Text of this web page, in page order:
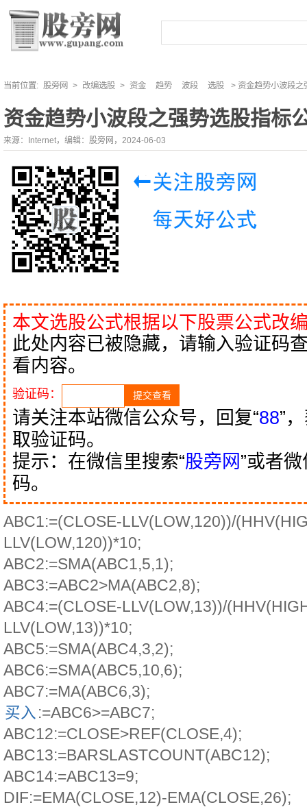
当前位置: 股旁网 > 改编选股 > 资金 趋势 波段 选股 > 资金趋势小波段之
资金趋势小波段之强势选股指标
来源：Internet，编辑：股旁网，2024-06-03
本文选股公式根据以下股票公式改
此处内容已被隐藏，请输入验证码
看内容。
验证码：
请关注本站微信公众号，回复“88”
取验证码。
提示：在微信里搜索“股旁网 ”或者
码。
ABC1:=(CLOSE-LLV(LOW,120))/
LLV(LOW,120))*10;
ABC2:=SMA(ABC1,5,1);
ABC3:=ABC2>MA(ABC2,8);
ABC4:=(CLOSE-LLV(LOW,13))/
LLV(LOW,13))*10;
ABC5:=SMA(ABC4,3,2);
ABC6:=SMA(ABC5,10,6);
ABC7:=MA(ABC6,3);
买入 :=ABC6>=ABC7;
ABC12:=CLOSE>REF(CLOSE,4);
ABC13:=BARSLASTCOUNT(ABC12);
ABC14:=ABC13=9;
DIF:=EMA(CLOSE,12)-EMA(CLOSE,26);